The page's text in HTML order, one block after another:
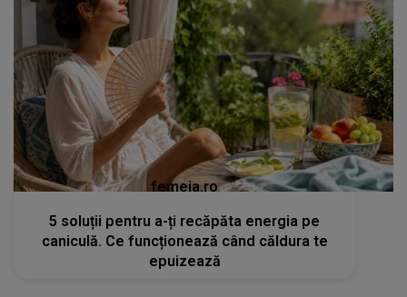
femeia.ro
5 soluții pentru a-ți recăpăta energia pe
caniculă. Ce funcționează când căldura te
epuizează